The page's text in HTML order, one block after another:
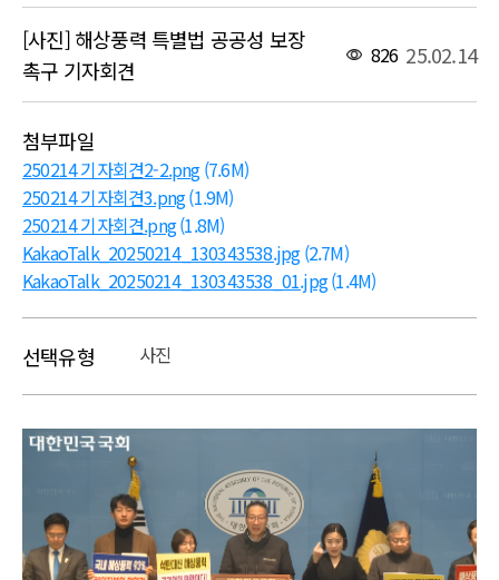
[사진] 해상풍력 특별법 공공성 보장
촉구 기자회견
826 25.02.14
첨부파일
250214 기자회견2-2.png(7.6M)
250214 기자회견3.png(1.9M)
250214 기자회견.png(1.8M)
KakaoTalk_20250214_130343538.jpg(2.7M)
KakaoTalk_20250214_130343538_01.jpg(1.4M)
선택유형 사진
본문